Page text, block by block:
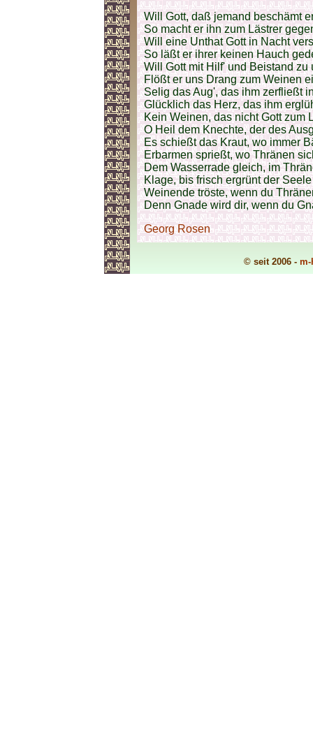
Will Gott, daß jemand beschämt
So macht er ihn zum Lästrer
Will eine Unthat Gott in Nacht
So läßt er ihrer keinen Hauch
Will Gott mit Hilf' und Beistand zu
Flößt er uns Drang zum Weinen
Selig das Aug', das ihm zerfließt
Glücklich das Herz, das ihm
Kein Weinen, das nicht Gott zum
O Heil dem Knechte, der des
Es schießt das Kraut, wo immer
Erbarmen sprießt, wo Thränen
Dem Wasserrade gleich, im
Klage, bis frisch ergrünt der Seele
Weinende tröste, wenn du
Denn Gnade wird dir, wenn du
Georg Rosen
© seit 2006 - m-